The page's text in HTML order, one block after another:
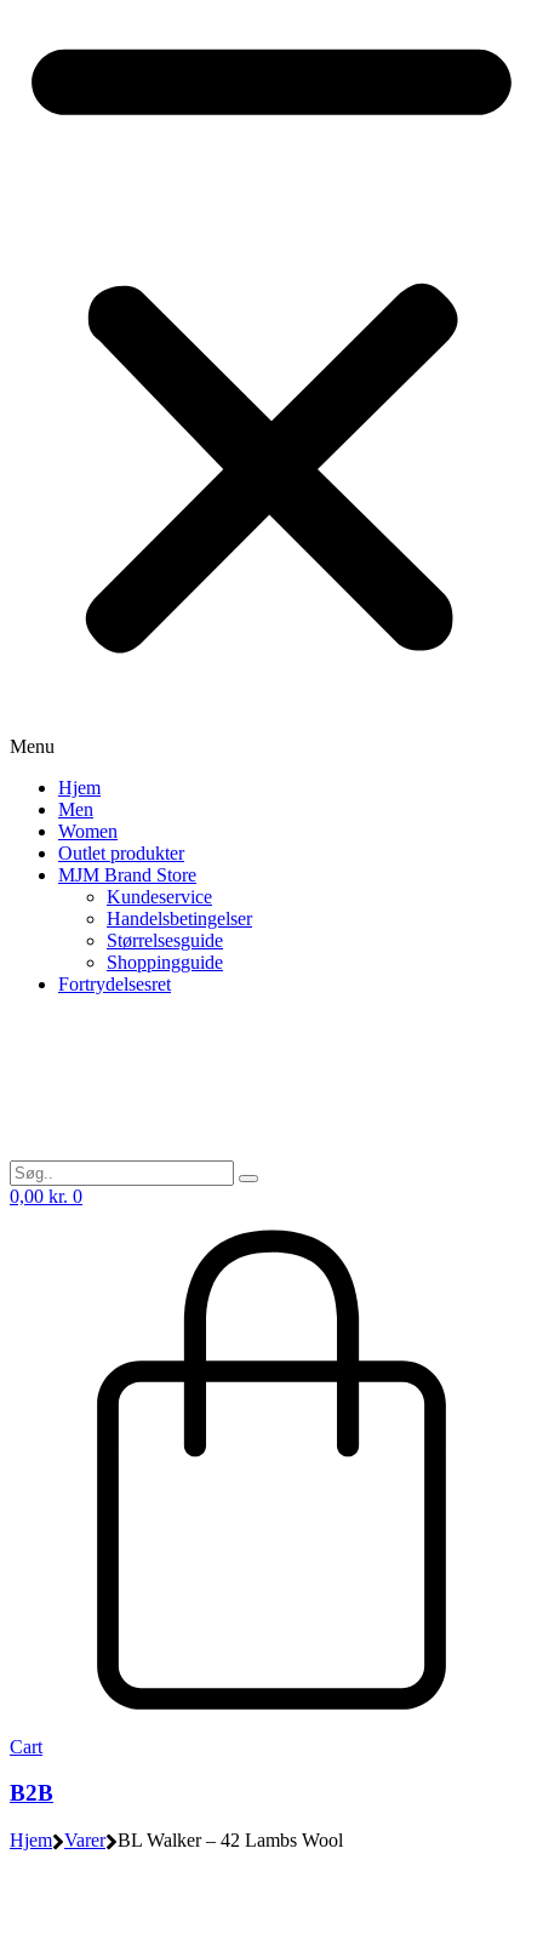
Menu
Hjem
Men
Women
Outlet produkter
MJM Brand Store
Kundeservice
Handelsbetingelser
Størrelsesguide
Shoppingguide
Fortrydelsesret
0,00 kr. 0
Cart
B2B
Hjem Varer BL Walker – 42 Lambs Wool